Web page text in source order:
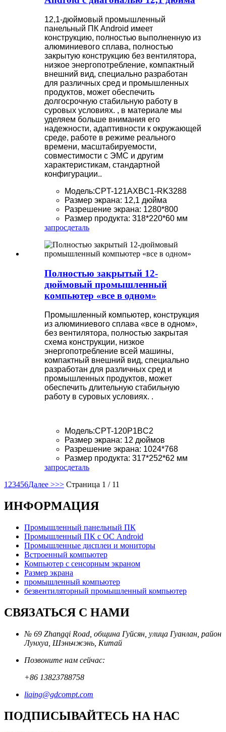
12,1-дюймовый промышленный
панельный ПК Android имеет
конструкцию, полностью выполненную из
алюминиевого сплава, полностью
закрытую конструкцию без вентилятора,
низкое энергопотребление, компактный
внешний вид, специально разработан
для различных сред и промышленных
продуктов, может обеспечить
долгосрочную стабильную работу в
суровых условиях. , в материале мы
уделяем больше внимания его
надежности, адаптивности к окружающей
среде, работе в режиме реального
времени, масштабируемости,
совместимости с ЭМС и другим
характеристикам, стандартной
конфигурации..
Модель:CPT-121AXBC1-RK3288
Размер экрана: 12,1 дюйма
Разрешение экрана: 1280*800
Размер продукта: 318*220*60 мм
запросдеталь
Полностью закрытый 12-
дюймовый промышленный
компьютер «все в одном»
Промышленный компьютер, конструкция
из алюминиевого сплава «все в одном»,
без вентилятора, полностью закрытая
схема конструкции, низкое
энергопотребление всей машины,
компактный внешний вид, специально
разработан для различных сред и
промышленных продуктов, может
обеспечить длительную стабильную
работу в суровых условиях. .
Модель:CPT-120P1BC2
Размер экрана: 12 дюймов
Разрешение экрана: 1024*768
Размер продукта: 317*252*62 мм
запросдеталь
1 23456Далее >>> Страница 1 / 11
ИНФОРМАЦИЯ
Промышленный панельный ПК
Промышленный ПК с ОС Android
Промышленные дисплеи и мониторы
Встроенный компьютер
Компьютер с сенсорным экраном
Размер экрана
промышленный компьютер
безвентиляторный промышленный компьютер
СВЯЗАТЬСЯ С НАМИ
№ 69 Zhangqi Road, община Гуйсян, улица Гуанлан, район
Лунхуа, Шэньчжэнь, Китай
Позвоните нам сейчас:
+86 13823788758
liqing@gdcompt.com
ПОДПИСЫВАЙТЕСЬ НА НАС